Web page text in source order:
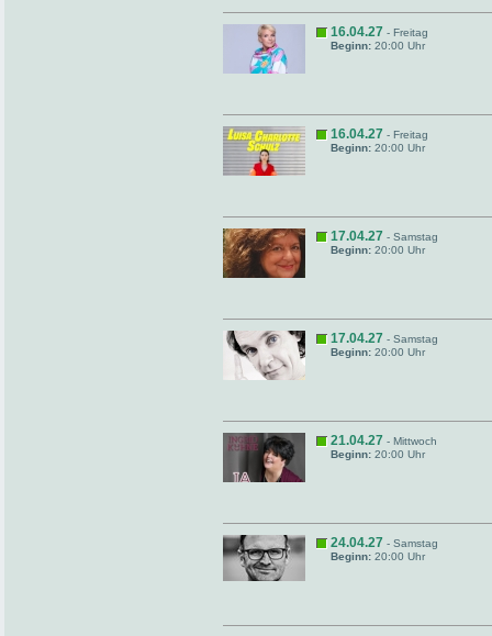
16.04.27 - Freitag
Beginn: 20:00 Uhr
16.04.27 - Freitag
Beginn: 20:00 Uhr
17.04.27 - Samstag
Beginn: 20:00 Uhr
17.04.27 - Samstag
Beginn: 20:00 Uhr
21.04.27 - Mittwoch
Beginn: 20:00 Uhr
24.04.27 - Samstag
Beginn: 20:00 Uhr